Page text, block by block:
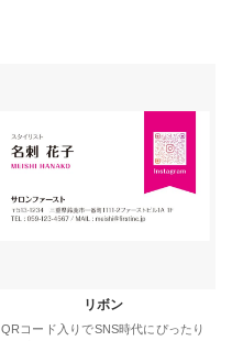
リボン
QRコード入りでSNS時代にぴったり